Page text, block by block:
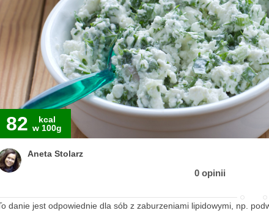
82
kcal
w 100g
Aneta Stolarz
0 opinii
danie jest odpowiednie dla sób z zaburzeniami lipidowymi, np.